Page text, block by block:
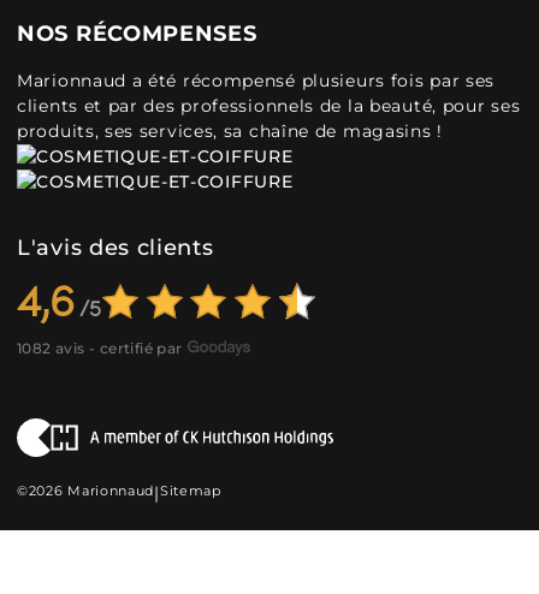
NOS RÉCOMPENSES
Marionnaud a été récompensé plusieurs fois par ses
clients et par des professionnels de la beauté, pour ses
produits, ses services, sa chaîne de magasins !
L'avis des clients
4,6
1082 avis - certifié par
©2026 Marionnaud|Sitemap